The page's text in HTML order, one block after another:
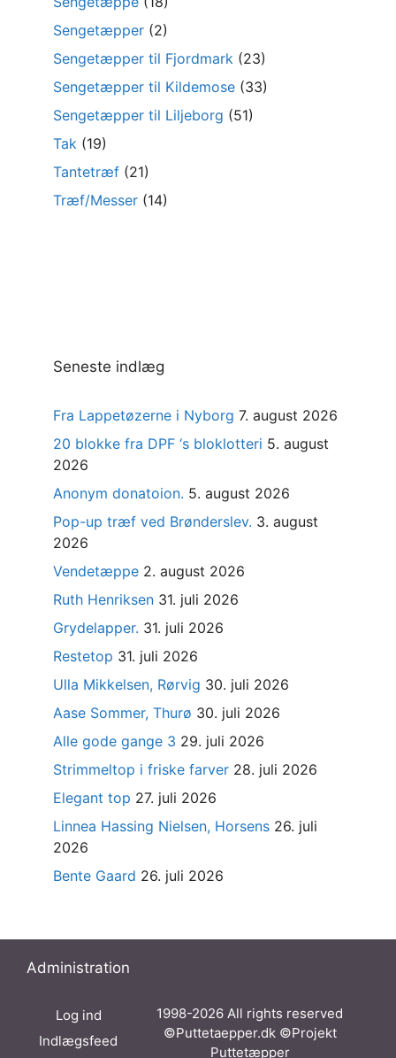
Sengetæpper (2)
Sengetæpper til Fjordmark (23)
Sengetæpper til Kildemose (33)
Sengetæpper til Liljeborg (51)
Tak (19)
Tantetræf (21)
Træf/Messer (14)
Seneste indlæg
Fra Lappetøzerne i Nyborg 7. august 2026
20 blokke fra DPF ‘s bloklotteri 5. august
2026
Anonym donatoion. 5. august 2026
Pop-up træf ved Brønderslev. 3. august
2026
Vendetæppe 2. august 2026
Ruth Henriksen 31. juli 2026
Grydelapper. 31. juli 2026
Restetop 31. juli 2026
Ulla Mikkelsen, Rørvig 30. juli 2026
Aase Sommer, Thurø 30. juli 2026
Alle gode gange 3 29. juli 2026
Strimmeltop i friske farver 28. juli 2026
Elegant top 27. juli 2026
Linnea Hassing Nielsen, Horsens 26. juli
2026
Bente Gaard 26. juli 2026
Administration
Log ind
Indlægsfeed
1998-2026 All rights reserved
©Puttetaepper.dk ©Projekt
Puttetæpper